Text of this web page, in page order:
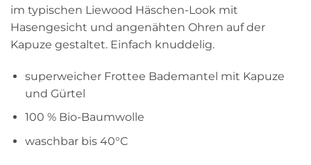
im typischen Liewood Häschen-Look mit
Hasengesicht und angenähten Ohren auf der
Kapuze gestaltet. Einfach knuddelig.
superweicher Frottee Bademantel mit Kapuze
und Gürtel
100 % Bio-Baumwolle
waschbar bis 40°C